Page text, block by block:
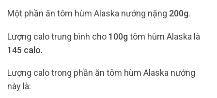
Một phần ăn tôm hùm Alaska nướng nặng 200g.
Lượng calo trung bình cho 100gtôm hùm Alaska là
145 calo.
Lượng calo trong phần ăn tôm hùm Alaska nướng
này là: